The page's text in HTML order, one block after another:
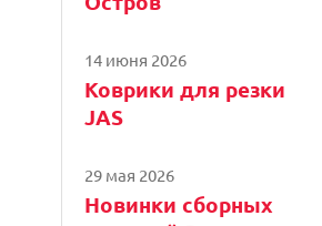
14 июня 2026
Коврики для резки
JAS
29 мая 2026
Новинки сборных